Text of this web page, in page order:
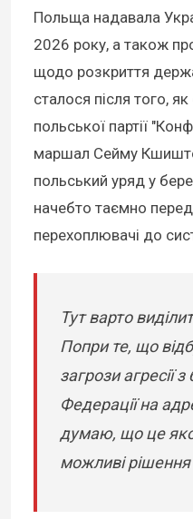
Польща надавала
2026 року, а також
щодо розкриття
сталося після того,
польської партії
маршал Сейму
польський уряд у
начебто таємно
перехоплювачі до
Тут варто
Попри те, що
загрози агресії
Федерації на
думаю, що це
можливі